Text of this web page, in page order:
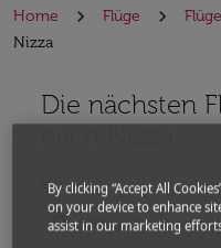
Home Flüge
Nizza
Die nächsten
Von
location_on
Bitte ändern Sie Ihre
By clicking “Accept All
on your device to enhance
assist in our marketing